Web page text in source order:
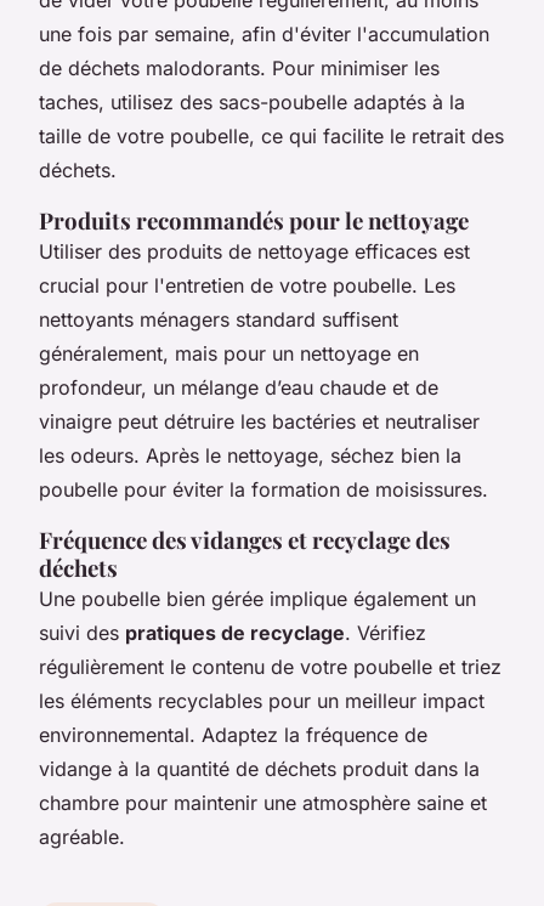
une fois par semaine, afin d'éviter l'accumulation
de déchets malodorants. Pour minimiser les
taches, utilisez des sacs-poubelle adaptés à la
taille de votre poubelle, ce qui facilite le retrait des
déchets.
Produits recommandés pour le nettoyage
Utiliser des produits de nettoyage efficaces est
crucial pour l'entretien de votre poubelle. Les
nettoyants ménagers standard suffisent
généralement, mais pour un nettoyage en
profondeur, un mélange d’eau chaude et de
vinaigre peut détruire les bactéries et neutraliser
les odeurs. Après le nettoyage, séchez bien la
poubelle pour éviter la formation de moisissures.
Fréquence des vidanges et recyclage des
déchets
Une poubelle bien gérée implique également un
suivi des pratiques de recyclage. Vérifiez
régulièrement le contenu de votre poubelle et triez
les éléments recyclables pour un meilleur impact
environnemental. Adaptez la fréquence de
vidange à la quantité de déchets produit dans la
chambre pour maintenir une atmosphère saine et
agréable.